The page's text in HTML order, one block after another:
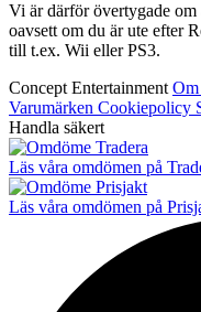
Vi är därför övertygade om
oavsett om du är ute efter
till t.ex. Wii eller PS3.
Concept Entertainment Om
Varumärken Cookiepolicy
Handla säkert
Läs våra omdömen på
Läs våra omdömen på